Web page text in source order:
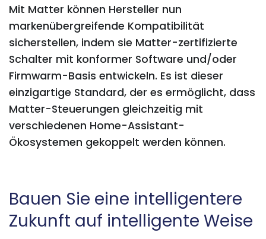
Mit Matter können Hersteller nun
markenübergreifende Kompatibilität
sicherstellen, indem sie Matter-zertifizierte
Schalter mit konformer Software und/oder
Firmwarm-Basis entwickeln. Es ist dieser
einzigartige Standard, der es ermöglicht, dass
Matter-Steuerungen gleichzeitig mit
verschiedenen Home-Assistant-
Ökosystemen gekoppelt werden können.
Bauen Sie eine intelligentere
Zukunft auf intelligente Weise